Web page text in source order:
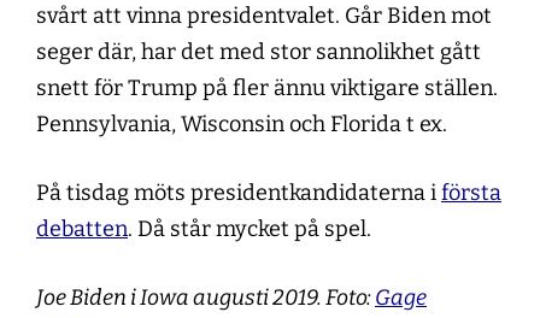
svårt att vinna presidentvalet. Går Biden mot
seger där, har det med stor sannolikhet gått
snett för Trump på fler ännu viktigare ställen.
Pennsylvania, Wisconsin och Florida t ex.
På tisdag möts presidentkandidaterna iförsta
debatten. Då står mycket på spel.
Joe Biden i Iowa augusti 2019. Foto:Gage